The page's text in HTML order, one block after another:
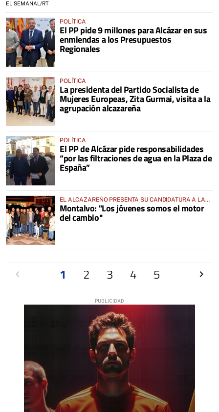
EL SEMANAL/RT
POLÍTICA
El PP pide 9 millones para Alcázar en sus
enmiendas a los Presupuestos
Regionales
POLÍTICA
La presidenta del Partido Socialista de
Mujeres Europeas, Zita Gurmai, visita a la
agrupación alcazareña
POLÍTICA
El PP de Alcázar pide responsabilidades
“por las filtraciones de agua en la Plaza de
España”
EL ALCAZAREÑO PRESENTA SU CANDIDATURA A LA
PRESIDENCIA DE NNGG EN CLM
Montalvo: "Los jóvenes somos el motor
del cambio"
1 2 3 4 5